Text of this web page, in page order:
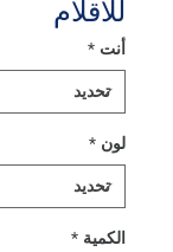
للأقلام
أنت *
لون *
الكمية *